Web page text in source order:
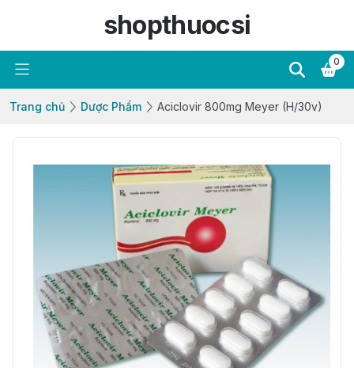
shopthuocsi
0
Trang chủ Dược Phẩm Aciclovir 800mg Meyer (H/30v)